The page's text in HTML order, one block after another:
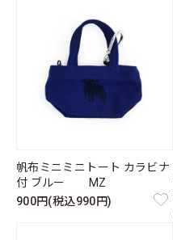
帆布ミニミニトート カラビナ
付 ブルー MZ
900円(税込990円)